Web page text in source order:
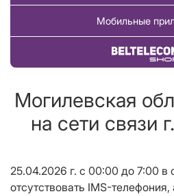
Мобильные
Купить
Могилевская
на сети связи
25.04.2026 г. с 00:00 до 7:00 в
отсутствовать IMS-